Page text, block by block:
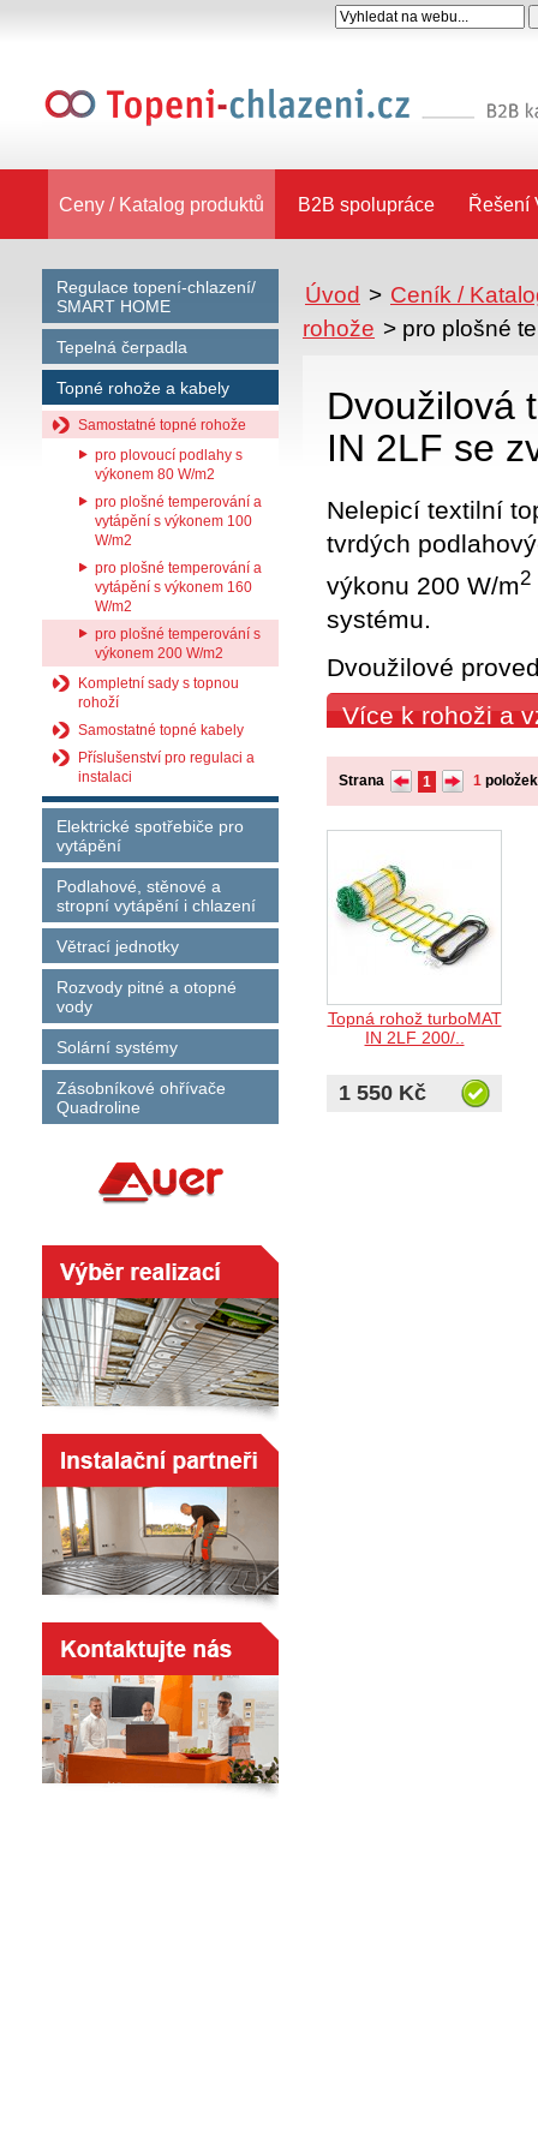
Ceny / Katalog produktů B2B spolupráce Řešení
Regulace topení-chlazení/
SMART HOME
Tepelná čerpadla
Topné rohože a kabely
Samostatné topné rohože
pro plovoucí podlahy s
výkonem 80 W/m2
pro plošné temperování a
vytápění s výkonem 100
W/m2
pro plošné temperování a
vytápění s výkonem 160
W/m2
pro plošné temperování s
výkonem 200 W/m2
Kompletní sady s topnou
rohoží
Samostatné topné kabely
Příslušenství pro regulaci a
instalaci
Elektrické spotřebiče pro
vytápění
Podlahové, stěnové a
stropní vytápění i chlazení
Větrací jednotky
Rozvody pitné a otopné
vody
Solární systémy
Zásobníkové ohřívače
Quadroline
Úvod > Ceník /
rohože > pro plošné
Dvoužilová
IN 2LF se
Nelepicí textilní
tvrdých
výkonu 200 W/m2
systému.
Dvoužilové
Více k rohoži a
Strana 1 1
Topná rohož turboMAT
IN 2LF 200/..
1 550 Kč